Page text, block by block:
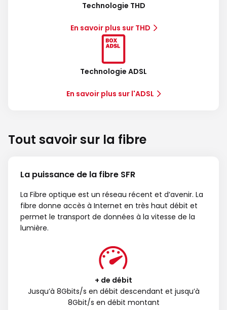
Technologie THD
En savoir plus sur THD
Technologie ADSL
En savoir plus sur l'ADSL
Tout savoir sur la fibre
La puissance de la fibre SFR
La Fibre optique est un réseau récent et d’avenir. La
fibre donne accès à Internet en très haut débit et
permet le transport de données à la vitesse de la
lumière.
+ de débit
Jusqu’à 8Gbits/s en débit descendant et jusqu’à
8Gbit/s en débit montant